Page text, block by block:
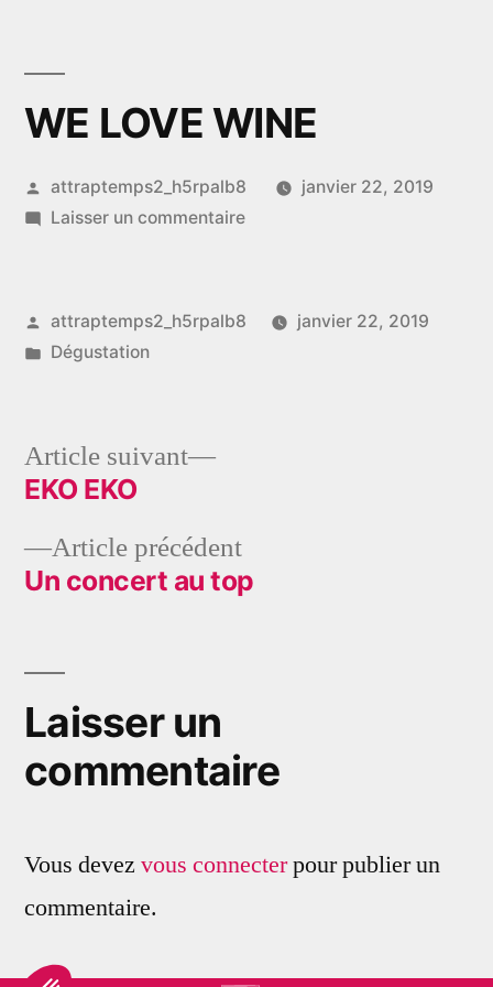
contenu
WE LOVE WINE
Publié
par
attraptemps2_h5rpalb8
janvier 22, 2019
Laisser un commentairesur
Publié
par
attraptemps2_h5rpalb8
janvier 22, 2019
Publié
Dégustation
Navigation
deArticle précédentArticle
précédent :
Un concert au top
Article suivant
Article
EKO EKO
Laisser un
commentaire
Vous devez vous connecterpour publier un
commentaire.